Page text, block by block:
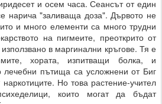
и осем часа. Сеансът от един
нарича "заливаща доза". Дървото не
и много елементи са много трудни
на пигмеите, преоткрито от
в маргинални кръгове. Тя е
хората, изпитващи болка, и
лечебни пътища са усложнени от Биг
Но това растение-учител
които могат да бъдат